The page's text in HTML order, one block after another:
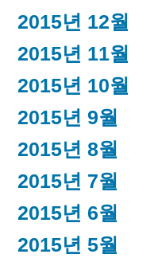
2015년 12월
2015년 11월
2015년 10월
2015년 9월
2015년 8월
2015년 7월
2015년 6월
2015년 5월